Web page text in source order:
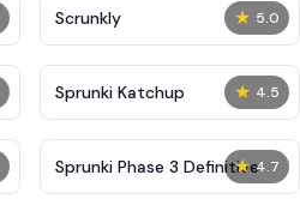
★ 5.0
Scrunkly
★ 4.5
Sprunki Katchup
★ 4.7
Sprunki Phase 3 Definitive